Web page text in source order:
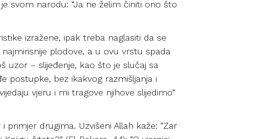
svom narodu: “Ja ne želim činiti ono što
izražene, ipak treba naglasiti da se
plodove, a u ovu vrstu spada
uzor – slijeđenje, kao što je slučaj sa
postupke, bez ikakvog razmišljanja i
vjeru i mi tragove njihove slijedimo”
drugima. Uzvišeni Allah kaže: “Zar